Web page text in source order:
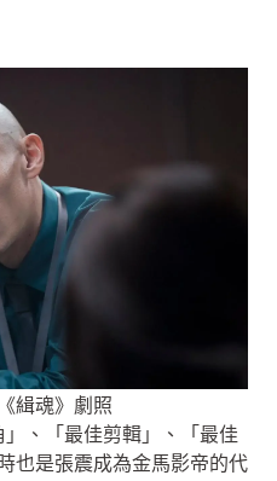
緝魂》劇照
、「最佳剪輯」、「最佳
也是張震成為金馬影帝的代